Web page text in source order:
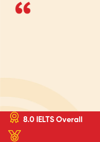
8.0 IELTS Overall